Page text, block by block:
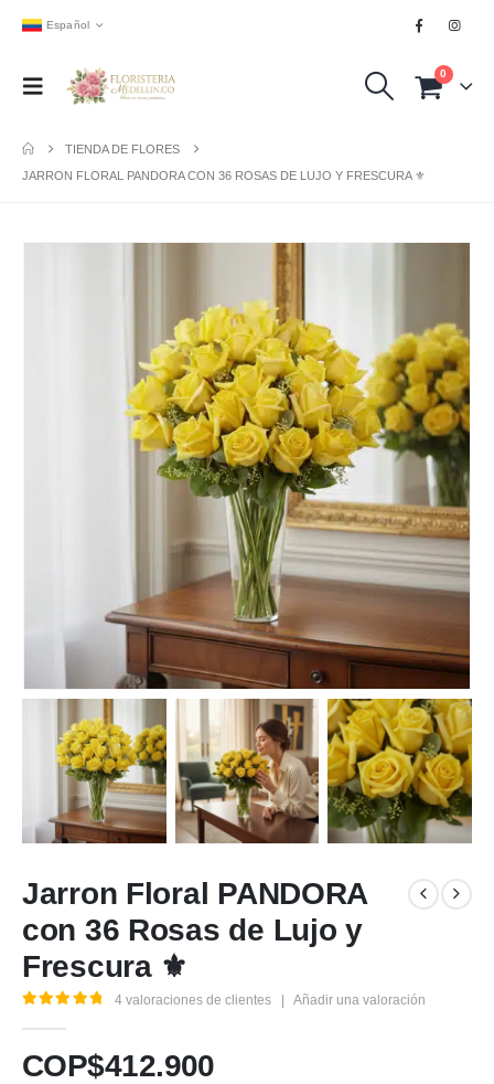
Español
0
TIENDA DE FLORES
JARRON FLORAL PANDORA CON 36 ROSAS DE LUJO Y FRESCURA ⚜️
Jarron Floral PANDORA
con 36 Rosas de Lujo y
Frescura ⚜️
4 valoraciones de clientes Añadir una valoración
COP$412.900